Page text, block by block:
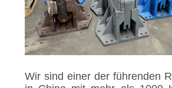
Wir sind einer der führenden